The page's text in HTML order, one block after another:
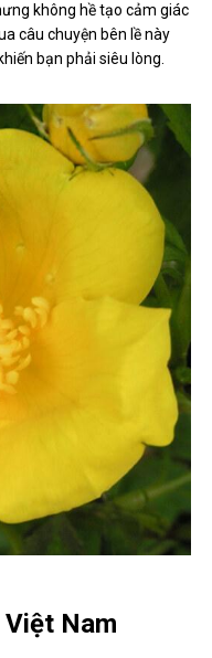
không hề tạo cảm giác
câu chuyện bên lề này
bạn phải siêu lòng.
Nam